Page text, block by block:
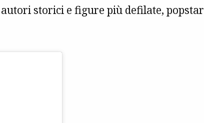
storici e figure più defilate, popstar